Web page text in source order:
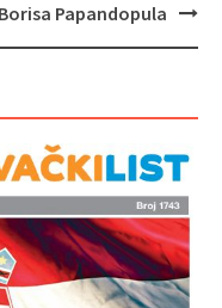
Borisa Papandopula